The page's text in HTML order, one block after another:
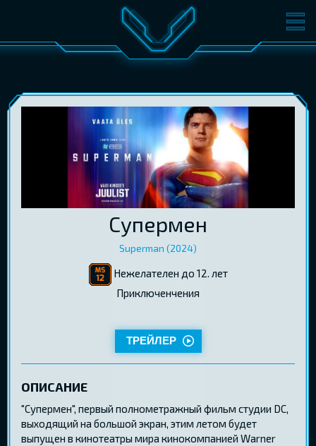
ФИЛЬМЫ БИЛЕТЫ
КИНОКЛУБ-V
ПОДАРОЧНЫЕ КАРТЫ
Супермен
Superman (2024)
Нежелателен до 12. лет
Приключенчения
ТРЕЙЛЕР
ОПИСАНИЕ
"Супермен", первый полнометражный фильм студии DC,
выходящий на большой экран, этим летом будет
выпущен в кинотеатры мира кинокомпанией Warner